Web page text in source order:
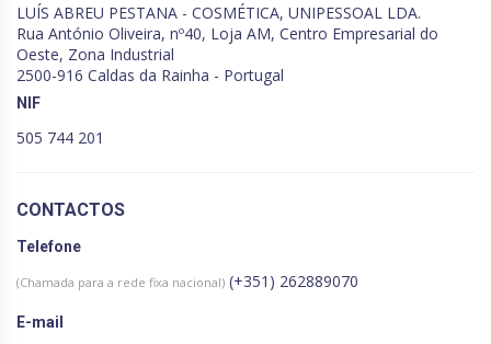
LUÍS ABREU PESTANA - COSMÉTICA, UNIPESSOAL LDA.
Rua António Oliveira, nº40, Loja AM, Centro Empresarial do
Oeste, Zona Industrial
2500-916 Caldas da Rainha - Portugal
NIF
505 744 201
CONTACTOS
Telefone
(Chamada para a rede fixa nacional) (+351) 262889070
E-mail